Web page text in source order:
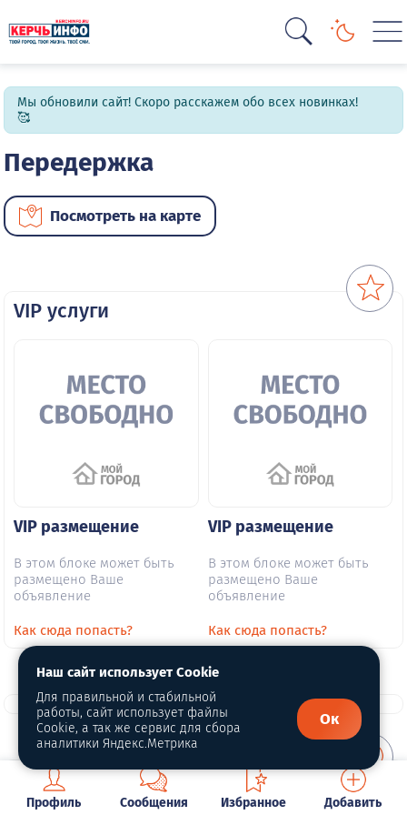
Мы обновили сайт! Скоро расскажем обо всех новинках!
🥰
Передержка
Посмотреть на карте
VIP услуги
VIP размещение
В этом блоке может быть
размещено Ваше
объявление
Как сюда попасть?
VIP размещение
В этом блоке может быть
размещено Ваше
объявление
Как сюда попасть?
О портале
Профиль Сообщения Избранное Добавить
Наш сайт использует Cookie
Для правильной и стабильной
работы, сайт использует файлы
Cookie, а так же сервис для сбора
аналитики Яндекс.Метрика
Ок